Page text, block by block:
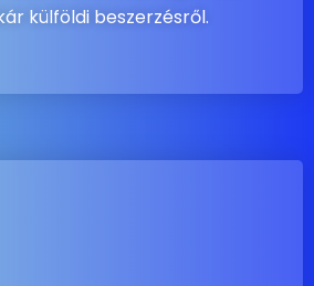
külföldi beszerzésről.